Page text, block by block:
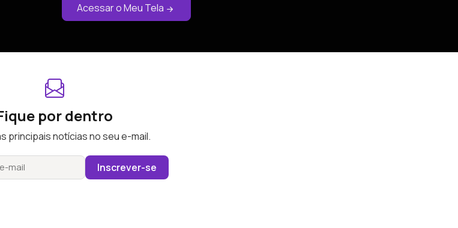
Acessar o Meu Tela
por dentro
principais notícias no seu e-mail.
Inscrever-se